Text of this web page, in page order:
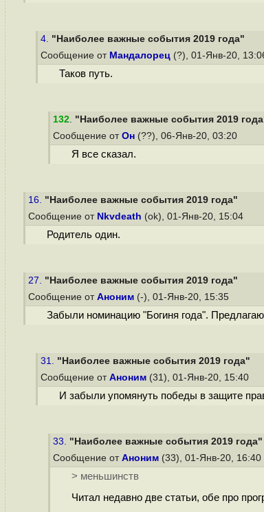
4. "Наиболее важные события 2019 года"
Сообщение от Мандалорец (?), 01-Янв-20,
Таков путь.
132. "Наиболее важные события 2019
Сообщение от Он (??), 06-Янв-20, 03:20
Я все сказал.
16. "Наиболее важные события 2019 года"
Сообщение от Nkvdeath (ok), 01-Янв-20, 15:04
Родитель один.
27. "Наиболее важные события 2019 года"
Сообщение от Аноним (-), 01-Янв-20, 15:35
Забыли номинацию "Богиня года".
31. "Наиболее важные события 2019 года"
Сообщение от Аноним (31), 01-Янв-20, 15:40
И забыли упомянуть победы в защите
33. "Наиболее важные события 2019 года"
Сообщение от Аноним (33), 01-Янв-20, 16:40
> меньшинств
Читал недавно две статьи, обе про